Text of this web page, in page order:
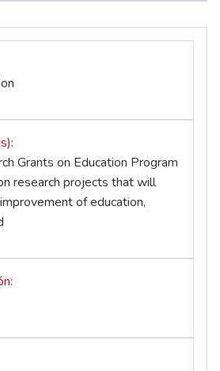
Grants on Education Program
research projects that will
of education,